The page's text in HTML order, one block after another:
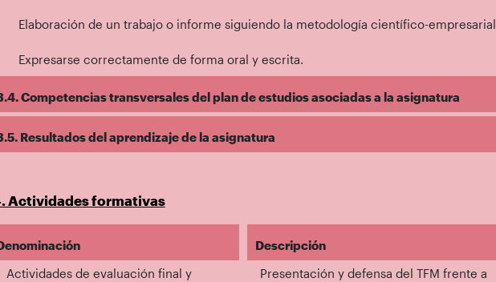
Elaboración de un trabajo o informe siguiendo la metodología científico-empresarial.
Expresarse correctamente de forma oral y escrita.
Competencias transversales del plan de estudios asociadas a la asignatura
Resultados del aprendizaje de la asignatura
Actividades formativas
Descripción
Actividades de evaluación final y
Presentación y defensa del TFM frente a